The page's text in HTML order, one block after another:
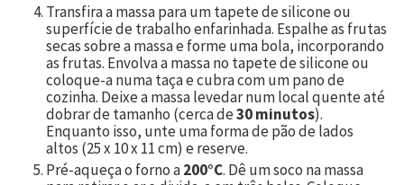
Transfira a massa para um tapete de silicone ou
superfície de trabalho enfarinhada. Espalhe as frutas
secas sobre a massa e forme uma bola, incorporando
as frutas. Envolva a massa no tapete de silicone ou
coloque-a numa taça e cubra com um pano de
cozinha. Deixe a massa levedar num local quente até
dobrar de tamanho (cerca de30 minutos).
Enquanto isso, unte uma forma de pão de lados
altos (25 x 10 x 11 cm) e reserve.
Pré-aqueça o forno a200°C. Dê um soco na massa